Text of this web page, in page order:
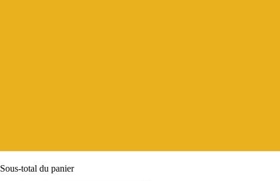
Sous-total du panier